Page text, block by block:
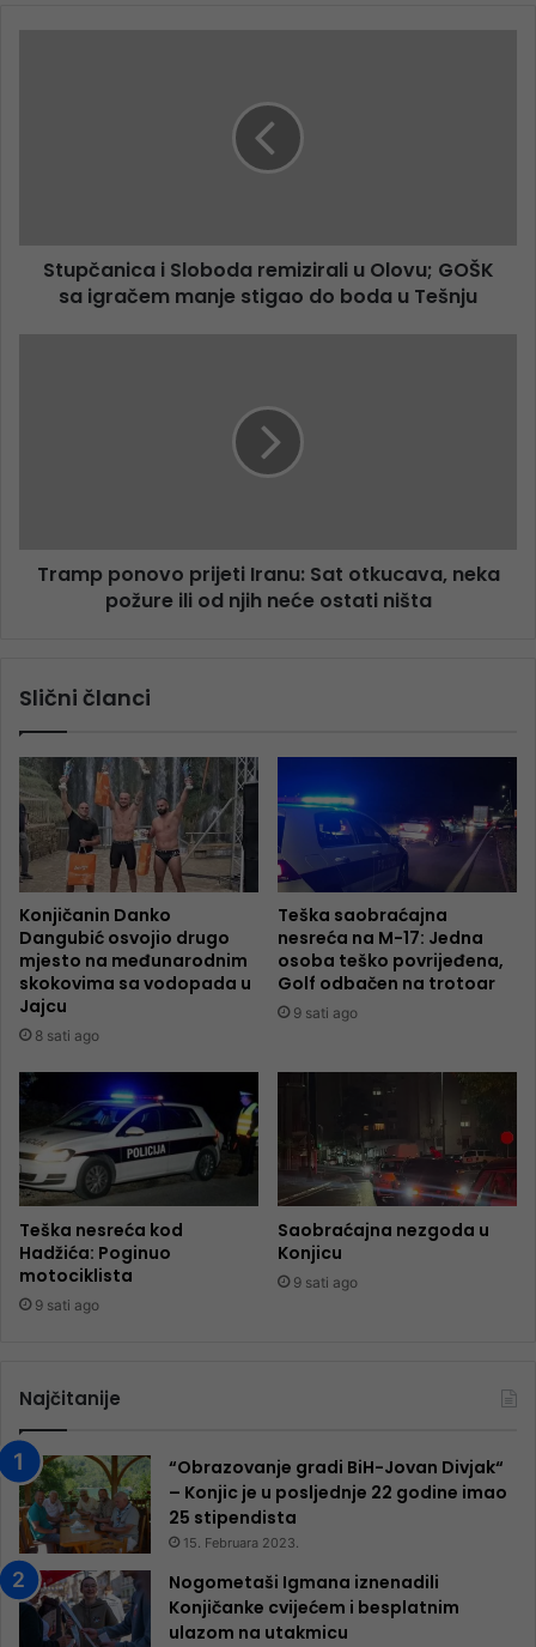
Stupčanica i Sloboda remizirali u Olovu; GOŠK
sa igračem manje stigao do boda u Tešnju
Tramp ponovo prijeti Iranu: Sat otkucava, neka
požure ili od njih neće ostati ništa
Slični članci
Konjičanin Danko
Dangubić osvojio drugo
mjesto na međunarodnim
skokovima sa vodopada u
Jajcu
8 sati ago
Teška saobraćajna
nesreća na M-17: Jedna
osoba teško povrijeđena,
Golf odbačen na trotoar
9 sati ago
Teška nesreća kod
Hadžića: Poginuo
motociklista
9 sati ago
Saobraćajna nezgoda u
Konjicu
9 sati ago
Najčitanije
“Obrazovanje gradi BiH-Jovan Divjak“
– Konjic je u posljednje 22 godine imao
25 ​​stipendista
15. Februara 2023.
Nogometaši Igmana iznenadili
Konjičanke cvijećem i besplatnim
ulazom na utakmicu